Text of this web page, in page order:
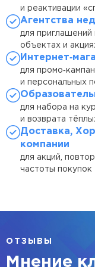
и реактивации
Агентства
для
объектах и
для
и персональных
для набора на
и возврата
Доставка,
компании
для акций,
частоты покупок
ОТЗЫВЫ
Мнение
У
Личный
Если
Согласен с
персональных